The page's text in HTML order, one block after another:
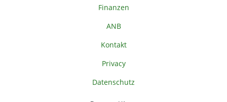
Finanzen
ANB
Kontakt
Privacy
Datenschutz